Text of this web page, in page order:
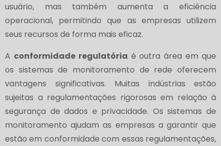
usuário, mas também aumenta a eficiência
operacional, permitindo que as empresas utilizem
seus recursos de forma mais eficaz.
A conformidade regulatória é outra área em que
os sistemas de monitoramento de rede oferecem
vantagens significativas. Muitas indústrias estão
sujeitas a regulamentações rigorosas em relação à
segurança de dados e privacidade. Os sistemas de
monitoramento ajudam as empresas a garantir que
estão em conformidade com essas regulamentações,